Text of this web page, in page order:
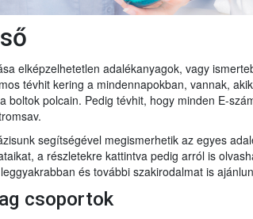
elképzelhetetlen adalékanyagok, vagy
tévhit kering a mindennapokban, vannak,
boltok polcain. Pedig tévhit, hogy minden E-
segítségével megismerhetik az egyes
a részletekre kattintva pedig arról is
és további szakirodalmat is
csoportok